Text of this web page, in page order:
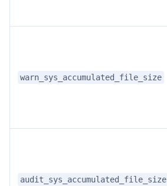
warn_sys_accumulated_file_size
audit_sys_accumulated_file_size